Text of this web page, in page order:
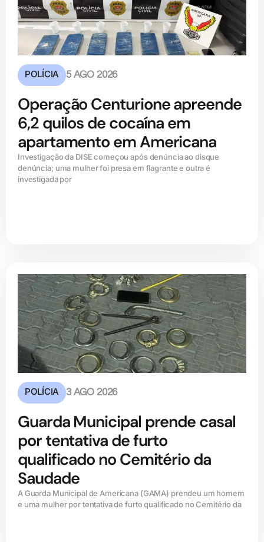
POLÍCIA 5 AGO 2026
Operação Centurione apreende
6,2 quilos de cocaína em
apartamento em Americana
Investigação da DISE começou após denúncia ao disque
denúncia; uma mulher foi presa em flagrante e outra é
investigada por
POLÍCIA 3 AGO 2026
Guarda Municipal prende casal
por tentativa de furto
qualificado no Cemitério da
Saudade
A Guarda Municipal de Americana (GAMA) prendeu um homem
e uma mulher por tentativa de furto qualificado no Cemitério da